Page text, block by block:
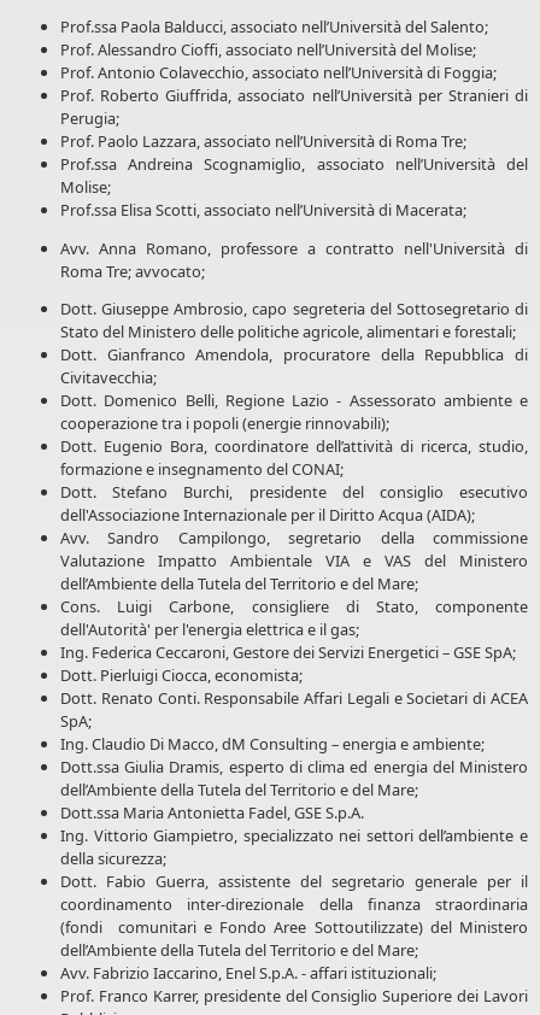
Prof.ssa Paola Balducci, associato nell’Università del Salento;
Prof. Alessandro Cioffi, associato nell’Università del Molise;
Prof. Antonio Colavecchio, associato nell’Università di Foggia;
Prof. Roberto Giuffrida, associato nell’Università per Stranieri di
Perugia;
Prof. Paolo Lazzara, associato nell’Università di Roma Tre;
Prof.ssa Andreina Scognamiglio, associato nell’Università del
Molise;
Prof.ssa Elisa Scotti, associato nell’Università di Macerata;
Avv. Anna Romano, professore a contratto nell'Università di
Roma Tre; avvocato;
Dott. Giuseppe Ambrosio, capo segreteria del Sottosegretario di
Stato del Ministero delle politiche agricole, alimentari e forestali;
Dott. Gianfranco Amendola, procuratore della Repubblica di
Civitavecchia;
Dott. Domenico Belli, Regione Lazio - Assessorato ambiente e
cooperazione tra i popoli (energie rinnovabili);
Dott. Eugenio Bora, coordinatore dell’attività di ricerca, studio,
formazione e insegnamento del CONAI;
Dott. Stefano Burchi, presidente del consiglio esecutivo
dell'Associazione Internazionale per il Diritto Acqua (AIDA);
Avv. Sandro Campilongo, segretario della commissione
Valutazione Impatto Ambientale VIA e VAS del Ministero
dell’Ambiente della Tutela del Territorio e del Mare;
Cons. Luigi Carbone, consigliere di Stato, componente
dell'Autorità' per l'energia elettrica e il gas;
Ing. Federica Ceccaroni, Gestore dei Servizi Energetici – GSE SpA;
Dott. Pierluigi Ciocca, economista;
Dott. Renato Conti. Responsabile Affari Legali e Societari di ACEA
SpA;
Ing. Claudio Di Macco, dM Consulting – energia e ambiente;
Dott.ssa Giulia Dramis, esperto di clima ed energia del Ministero
dell’Ambiente della Tutela del Territorio e del Mare;
Dott.ssa Maria Antonietta Fadel, GSE S.p.A.
Ing. Vittorio Giampietro, specializzato nei settori dell’ambiente e
della sicurezza;
Dott. Fabio Guerra, assistente del segretario generale per il
coordinamento inter-direzionale della finanza straordinaria
(fondi comunitari e Fondo Aree Sottoutilizzate) del Ministero
dell’Ambiente della Tutela del Territorio e del Mare;
Avv. Fabrizio Iaccarino, Enel S.p.A. - affari istituzionali;
Prof. Franco Karrer, presidente del Consiglio Superiore dei Lavori